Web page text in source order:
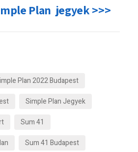
Plan jegyek >>>
Plan 2022 Budapest
Simple Plan Jegyek
Sum 41
Sum 41 Budapest